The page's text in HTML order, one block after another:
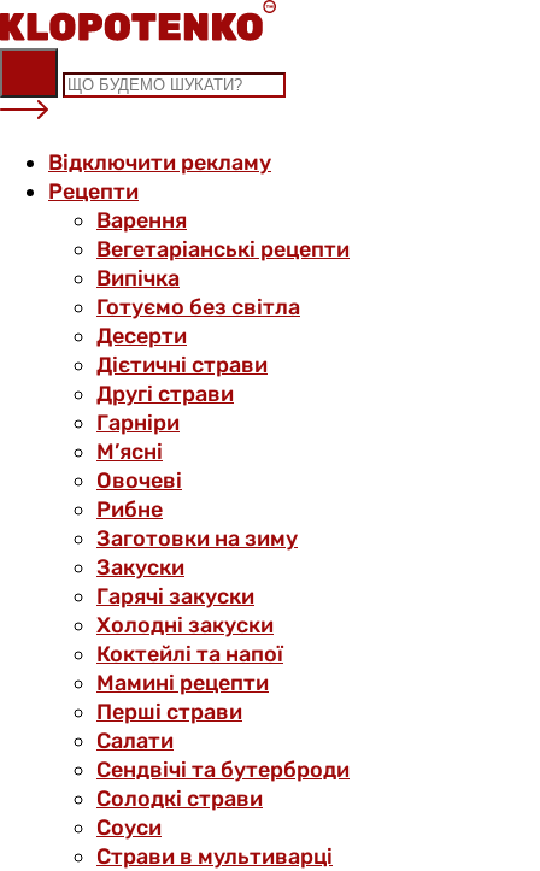
Skip
to
content
Відключити рекламу
Рецепти
Варення
Вегетаріанські рецепти
Випічка
Готуємо без світла
Десерти
Дієтичні страви
Другі страви
Гарніри
М’ясні
Овочеві
Рибне
Заготовки на зиму
Закуски
Гарячі закуски
Холодні закуски
Коктейлі та напої
Мамині рецепти
Перші страви
Салати
Сендвічі та бутерброди
Солодкі страви
Соуси
Страви в мультиварці